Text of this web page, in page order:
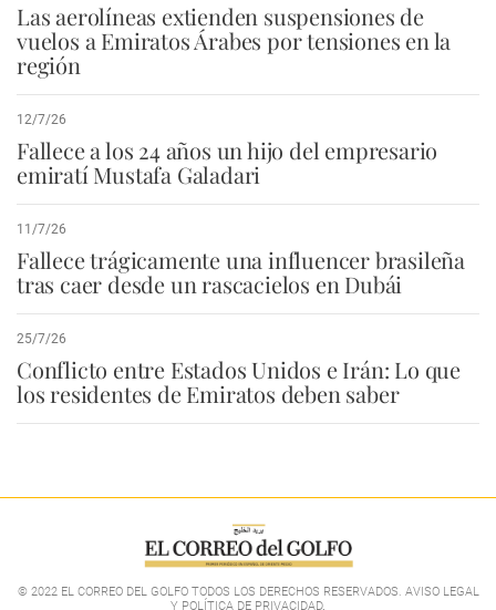
Las aerolíneas extienden suspensiones de
vuelos a Emiratos Árabes por tensiones en la
región
12/7/26
Fallece a los 24 años un hijo del empresario
emiratí Mustafa Galadari
11/7/26
Fallece trágicamente una influencer brasileña
tras caer desde un rascacielos en Dubái
25/7/26
Conflicto entre Estados Unidos e Irán: Lo que
los residentes de Emiratos deben saber
© 2022 EL CORREO DEL GOLFO TODOS LOS DERECHOS RESERVADOS. AVISO LEGAL
Y POLÍTICA DE PRIVACIDAD.